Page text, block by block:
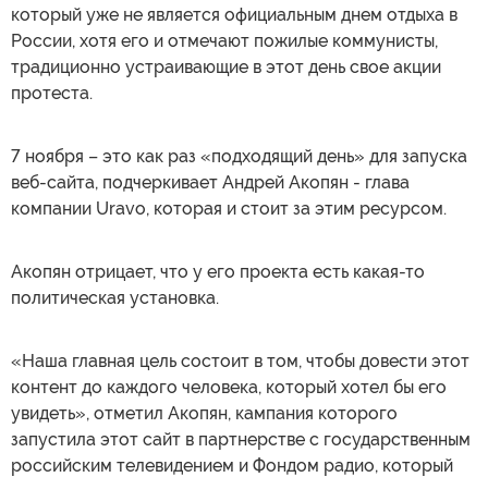
который уже не является официальным днем отдыха в
России, хотя его и отмечают пожилые коммунисты,
традиционно устраивающие в этот день свое акции
протеста.
7 ноября – это как раз «подходящий день» для запуска
веб-сайта, подчеркивает Андрей Акопян - глава
компании Uravo, которая и стоит за этим ресурсом.
Акопян отрицает, что у его проекта есть какая-то
политическая установка.
«Наша главная цель состоит в том, чтобы довести этот
контент до каждого человека, который хотел бы его
увидеть», отметил Акопян, кампания которого
запустила этот сайт в партнерстве с государственным
российским телевидением и Фондом радио, который